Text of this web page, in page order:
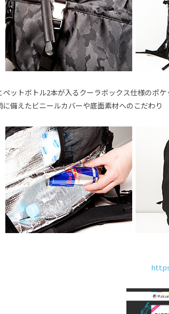
ペットボトル2本が入るクーラボックス仕様のポケ
に備えたビニールカバーや底面素材へのこだわり